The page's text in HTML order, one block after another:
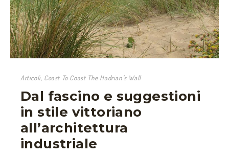
Articoli, Coast To Coast The Hadrian's Wall
Dal fascino e suggestioni
in stile vittoriano
all’architettura
industriale